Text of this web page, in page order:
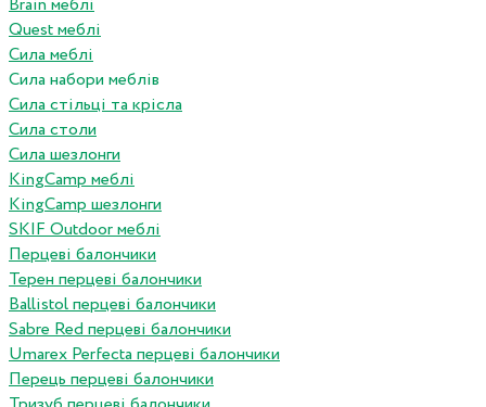
Brain меблі
Quest меблі
Сила меблі
Сила набори меблів
Сила стільці та крісла
Сила столи
Сила шезлонги
KingCamp меблі
KingCamp шезлонги
SKIF Outdoor меблі
Перцеві балончики
Терен перцеві балончики
Ballistol перцеві балончики
Sabre Red перцеві балончики
Umarex Perfecta перцеві балончики
Перець перцеві балончики